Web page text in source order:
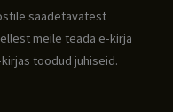
saadetavatest
meile teada e-kirja
toodud juhiseid.